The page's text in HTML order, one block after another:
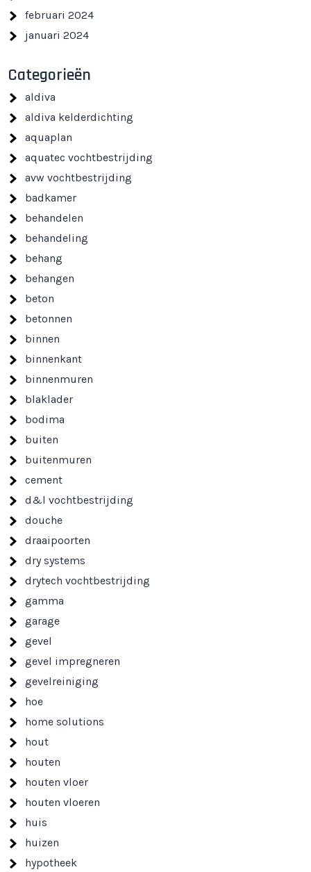
februari 2024
januari 2024
Categorieën
aldiva
aldiva kelderdichting
aquaplan
aquatec vochtbestrijding
avw vochtbestrijding
badkamer
behandelen
behandeling
behang
behangen
beton
betonnen
binnen
binnenkant
binnenmuren
blaklader
bodima
buiten
buitenmuren
cement
d&l vochtbestrijding
douche
draaipoorten
dry systems
drytech vochtbestrijding
gamma
garage
gevel
gevel impregneren
gevelreiniging
hoe
home solutions
hout
houten
houten vloer
houten vloeren
huis
huizen
hypotheek